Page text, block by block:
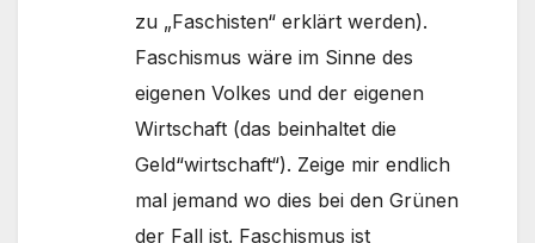
zu „Faschisten“ erklärt werden).
Faschismus wäre im Sinne des
eigenen Volkes und der eigenen
Wirtschaft (das beinhaltet die
Geld“wirtschaft“). Zeige mir endlich
mal jemand wo dies bei den Grünen
der Fall ist. Faschismus ist